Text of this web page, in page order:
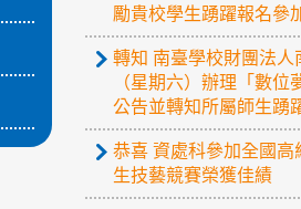
勵貴校學生踴躍報名參
轉知 南臺學校財團法人
（星期六）辦理「數
公告並轉知所屬師生踴
恭喜 資處科參加全國高
生技藝競賽榮獲佳績